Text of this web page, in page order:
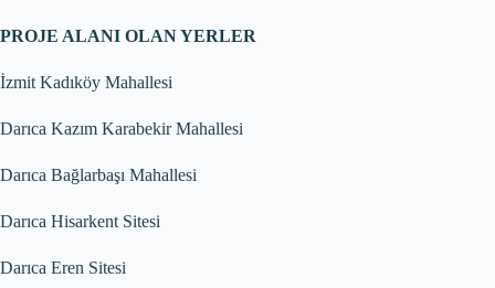
PROJE ALANI OLAN YERLER
İzmit Kadıköy Mahallesi
Darıca Kazım Karabekir Mahallesi
Darıca Bağlarbaşı Mahallesi
Darıca Hisarkent Sitesi
Darıca Eren Sitesi